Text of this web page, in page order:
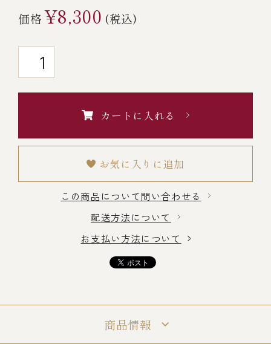
￥20,000～
その他
冷凍商品一覧
冷蔵商品一覧
季節限定商品
価格¥8,300 (税込)
カートに入れる
お気に入りに追加
この商品について問い合わせる
配送方法について
お支払い方法について
商品情報